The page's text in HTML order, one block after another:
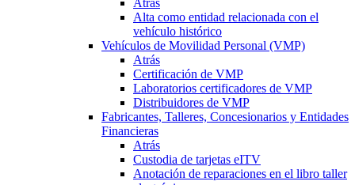
Atrás
Alta como entidad relacionada con el
vehículo histórico
Vehículos de Movilidad Personal (VMP)
Atrás
Certificación de VMP
Laboratorios certificadores de VMP
Distribuidores de VMP
Fabricantes, Talleres, Concesionarios y Entidades
Financieras
Atrás
Custodia de tarjetas eITV
Anotación de reparaciones en el libro taller